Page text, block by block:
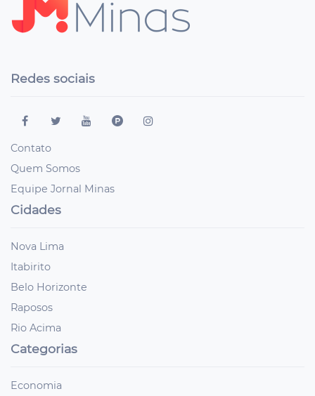
Redes sociais
Contato
Quem Somos
Equipe Jornal Minas
Cidades
Nova Lima
Itabirito
Belo Horizonte
Raposos
Rio Acima
Categorias
Economia